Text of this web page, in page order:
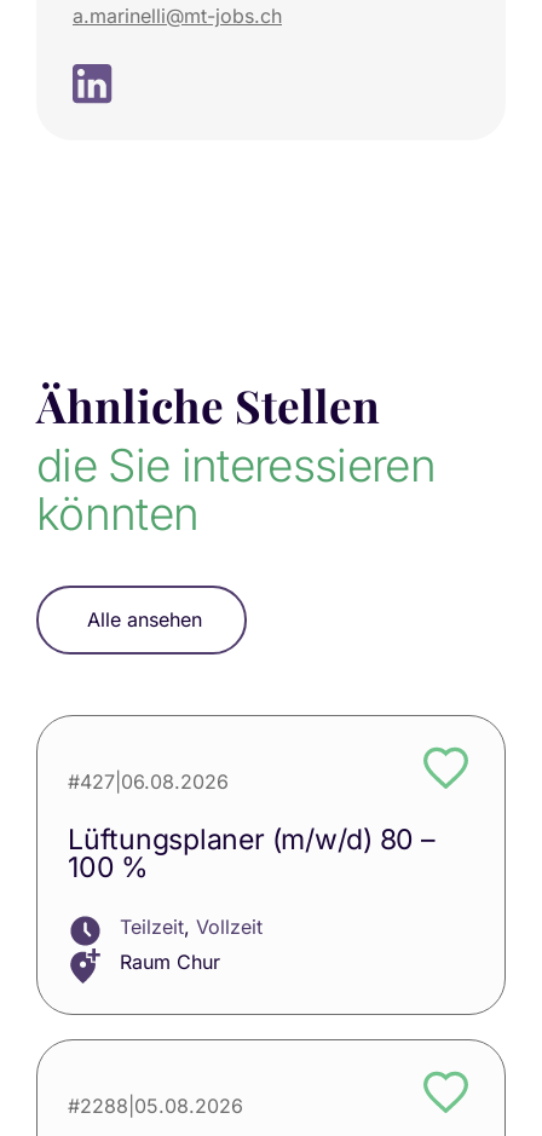
a.marinelli@mt-jobs.ch
Ähnliche Stellen
die Sie interessieren
könnten
Alle ansehen
#427 06.08.2026
Lüftungsplaner (m/w/d) 80 –
100 %
Teilzeit, Vollzeit
Raum Chur
#2288 05.08.2026